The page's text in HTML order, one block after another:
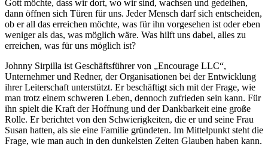
Gott möchte, dass wir dort, wo wir sind, wachsen und gedeihen,
dann öffnen sich Türen für uns. Jeder Mensch darf sich entscheiden,
ob er all das erreichen möchte, was für ihn vorgesehen ist oder eben
weniger als das, was möglich wäre. Was hilft uns dabei, alles zu
erreichen, was für uns möglich ist?
Johnny Sirpilla ist Geschäftsführer von „Encourage LLC“,
Unternehmer und Redner, der Organisationen bei der Entwicklung
ihrer Leiterschaft unterstützt. Er beschäftigt sich mit der Frage, wie
man trotz einem schweren Leben, dennoch zufrieden sein kann. Für
ihn spielt die Kraft der Hoffnung und der Dankbarkeit eine große
Rolle. Er berichtet von den Schwierigkeiten, die er und seine Frau
Susan hatten, als sie eine Familie gründeten. Im Mittelpunkt steht die
Frage, wie man auch in den dunkelsten Zeiten Glauben haben kann.